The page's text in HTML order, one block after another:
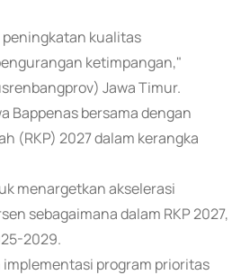
kualitas
ketimpangan,"
Jawa Timur.
Bappenas bersama dengan
(RKP) 2027 dalam kerangka
menargetkan akselerasi
sebagaimana dalam RKP 2027,
2029.
program prioritas